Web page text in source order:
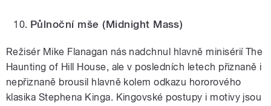
Půlnoční mše(Midnight Mass)
Režisér Mike Flanagan nás nadchnul hlavně minisérií The
Haunting of Hill House, ale v posledních letech přiznaně i
nepřiznaně brousil hlavně kolem odkazu hororového
klasika Stephena Kinga. Kingovské postupy i motivy jsou